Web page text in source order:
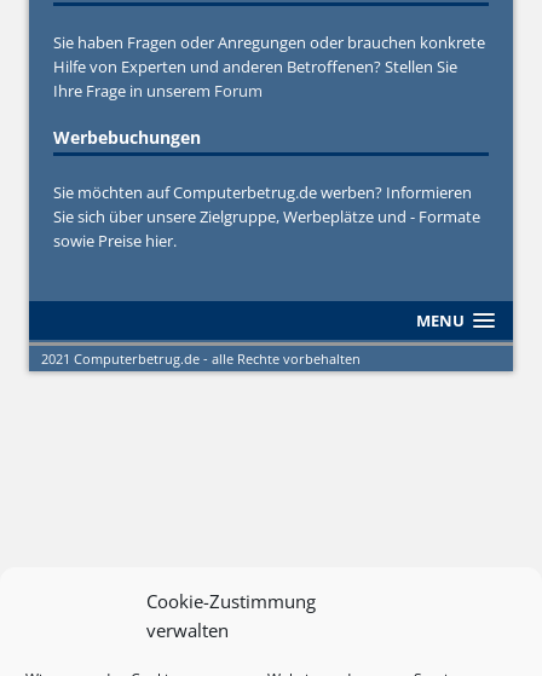
Cookie-Zustimmung
verwalten
Sie haben Fragen oder Anregungen oder brauchen konkrete
Hilfe von Experten und anderen Betroffenen? Stellen Sie
Ihre Frage in unserem Forum
Werbebuchungen
Sie möchten auf Computerbetrug.de werben? Informieren
Sie sich über unsere Zielgruppe, Werbeplätze und - Formate
sowie Preise hier.
MENU
2021 Computerbetrug.de - alle Rechte vorbehalten